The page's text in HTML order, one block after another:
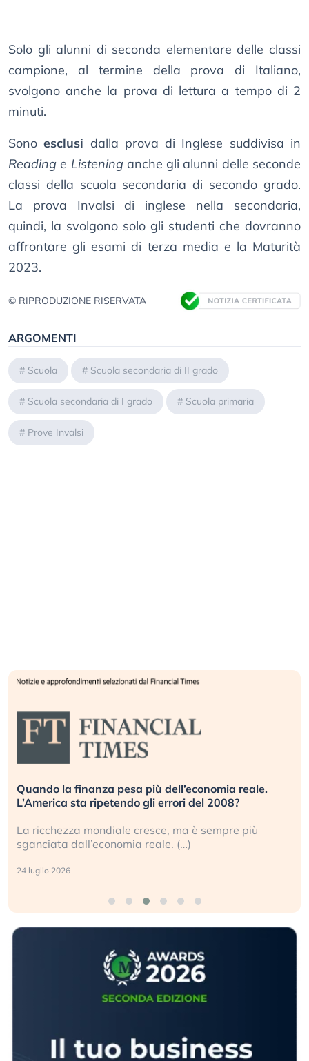
Solo gli alunni di seconda elementare delle classi
campione, al termine della prova di Italiano,
svolgono anche la prova di lettura a tempo di 2
minuti.
Sonoesclusi dalla prova di Inglese suddivisa in
Readinge Listeninganche gli alunni delle seconde
classi della scuola secondaria di secondo grado.
La prova Invalsi di inglese nella secondaria,
quindi, la svolgono solo gli studenti che dovranno
affrontare gli esami di terza media e la Maturità
2023.
© RIPRODUZIONE RISERVATA
ARGOMENTI
# Scuola # Scuola secondaria di II grado
# Scuola secondaria di I grado # Scuola primaria
# Prove Invalsi
Quando la finanza pesa più dell’economia reale.
L’America sta ripetendo gli errori del 2008?
La ricchezza mondiale cresce, ma è sempre più
sganciata dall’economia reale. (…)
24 luglio 2026